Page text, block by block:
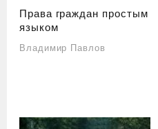
Права граждан простым
языком
Владимир Павлов